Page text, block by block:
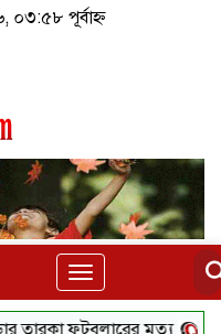
০৩:৫৮ পূর্বাহ্ন
Toggle
navigation